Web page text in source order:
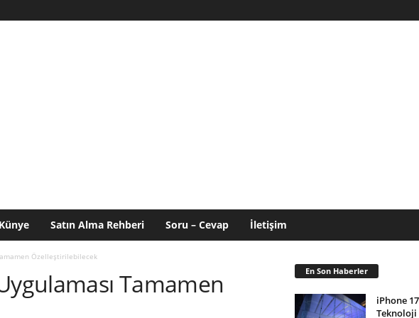
Künye Satın Alma Rehberi Soru – Cevap İletişim
Özelleştirilebilecek
Tamamen
En Son Haberler
iPhone
Teknoloji